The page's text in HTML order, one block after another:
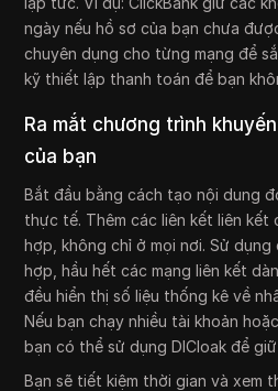
ngày nếu hồ sơ của bạn chưa
chuyên dụng cho từng mạng để
kỹ thiết lập thanh toán để bạn
Ra mắt chương trình
của bạn
Bắt đầu bằng cách tạo nội dung
thực tế. Thêm các liên kết liên kết
hợp, không chỉ ở mọi nơi. Sử
hợp, hầu hết các mạng liên kết
đều hiển thị số liệu thống kê về
Nếu bạn chạy nhiều tài khoản
bạn có thể sử dụng DICloak để
Bạn sẽ tiết kiệm thời gian và xem